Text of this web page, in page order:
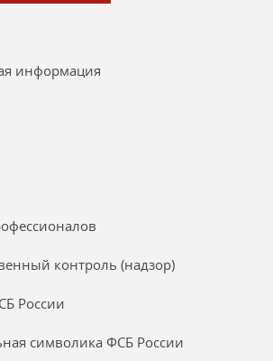
информация
контроль (надзор)
России
символика ФСБ России